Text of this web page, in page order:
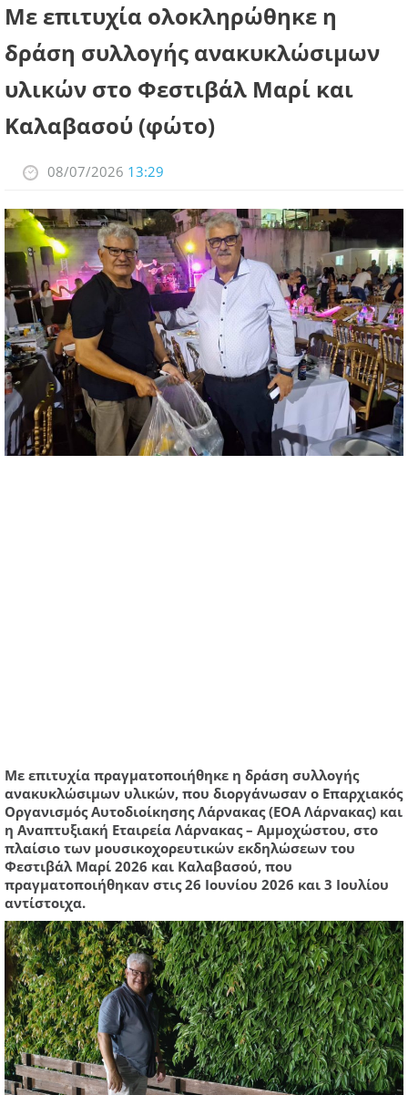
ΠΡΟΣΩΠΑ
ΛΑΡΝΑΚΑ 2030
ΣΥΝΔΕΣΜΟΙ
Με επιτυχία ολοκληρώθηκε η
δράση συλλογής ανακυκλώσιμων
υλικών στο Φεστιβάλ Μαρί και
Καλαβασού (φώτο)
08/07/2026 13:29
Με επιτυχία πραγματοποιήθηκε η δράση συλλογής
ανακυκλώσιμων υλικών, που διοργάνωσαν ο Επαρχιακός
Οργανισμός Αυτοδιοίκησης Λάρνακας (ΕΟΑ Λάρνακας) και
η Αναπτυξιακή Εταιρεία Λάρνακας – Αμμοχώστου, στο
πλαίσιο των μουσικοχορευτικών εκδηλώσεων του
Φεστιβάλ Μαρί 2026 και Καλαβασού, που
πραγματοποιήθηκαν στις 26 Ιουνίου 2026 και 3 Ιουλίου
αντίστοιχα.